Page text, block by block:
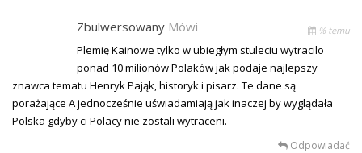
Zbulwersowany Mówi % temu
Plemię Kainowe tylko w ubiegłym stuleciu wytracilo
ponad 10 milionów Polaków jak podaje najlepszy
znawca tematu Henryk Pająk, historyk i pisarz. Te dane są
porażające A jednocześnie uświadamiają jak inaczej by wyglądała
Polska gdyby ci Polacy nie zostali wytraceni.
Odpowiadać